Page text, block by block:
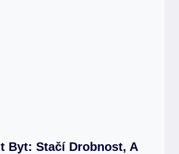
Byt: Stačí Drobnost, A